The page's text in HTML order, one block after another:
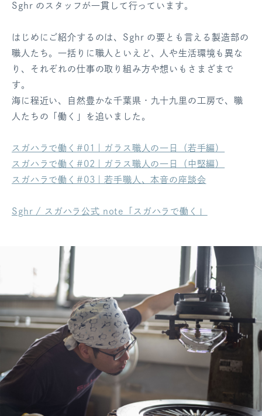
Sghr のスタッフが一貫して行っています。
はじめにご紹介するのは、Sghr の要とも言える製造部の
職人たち。一括りに職人といえど、人や生活環境も異な
り、それぞれの仕事の取り組み方や想いもさまざまで
す。
海に程近い、自然豊かな千葉県・九十九里の工房で、職
人たちの「働く」を追いました。
スガハラで働く#01｜ガラス職人の一日（若手編）
スガハラで働く#02｜ガラス職人の一日（中堅編）
スガハラで働く#03｜若手職人、本音の座談会
Sghr / スガハラ公式 note「スガハラで働く」